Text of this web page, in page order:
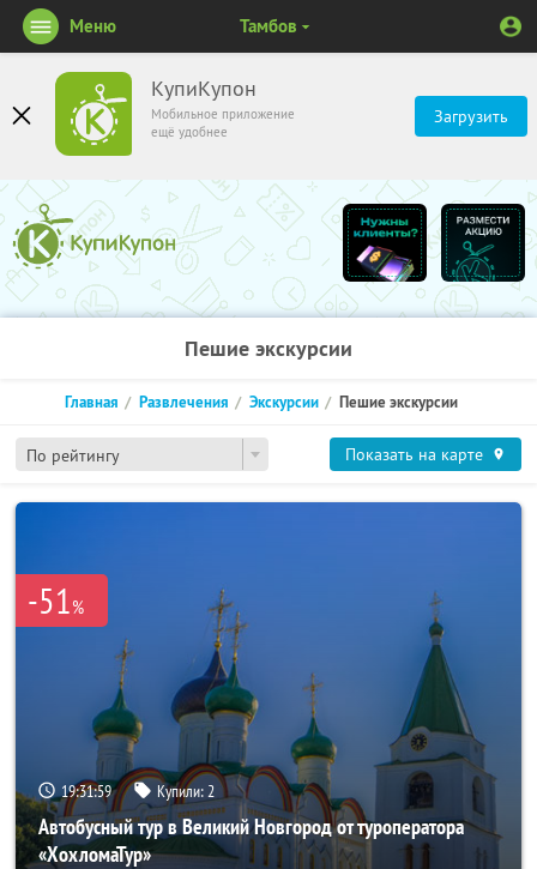
КупиКупон
Мобильное приложение
ещё удобнее
Загрузить
Меню Тамбов
Пешие экскурсии
По рейтингу
Главная Развлечения Экскурсии Пешие экскурсии
Показать на карте
-51%
19:31:58 Купили: 2
Автобусный тур в Великий Новгород от туроператора
«ХохломаТур»